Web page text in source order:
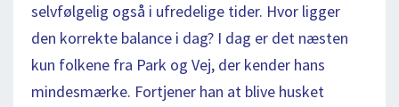
selvfølgelig også i ufredelige tider. Hvor ligger
den korrekte balance i dag? I dag er det næsten
kun folkene fra Park og Vej, der kender hans
mindesmærke. Fortjener han at blive husket